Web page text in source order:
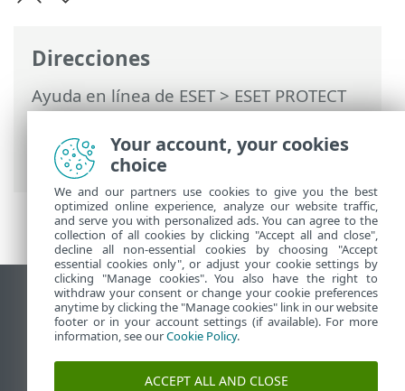
Direcciones
Ayuda en línea de ESET>ESET PROTECT
On-Prem>Preguntas frecuentes>
Configurar la conexión LDAPS con un
dominio
Ver sitio para ordenador
End of Life
Base de conocimiento de ESET
Foro de ESET
Your account, your cookies
choice
We and our partners use cookies to give you the best
optimized online experience, analyze our website traffic,
and serve you with personalized ads. You can agree to the
collection of all cookies by clicking "Accept all and close",
decline all non-essential cookies by choosing "Accept
essential cookies only", or adjust your cookie settings by
clicking "Manage cookies". You also have the right to
withdraw your consent or change your cookie preferences
anytime by clicking the "Manage cookies" link in our website
footer or in your account settings (if available). For more
information, see ourCookie Policy.
ACCEPT ALL AND CLOSE